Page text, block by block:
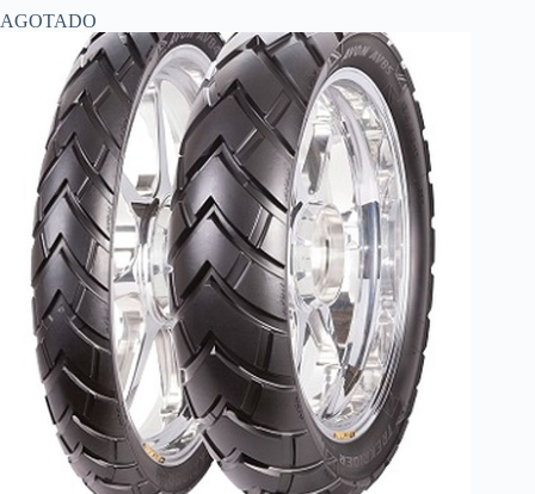
AGOTADO